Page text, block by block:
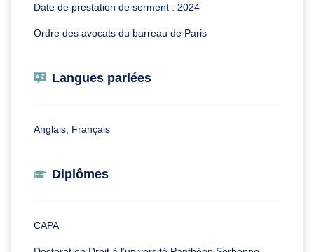
Date de prestation de serment : 2024
Ordre des avocats du barreau de Paris
Langues parlées
Anglais, Français
Diplômes
CAPA